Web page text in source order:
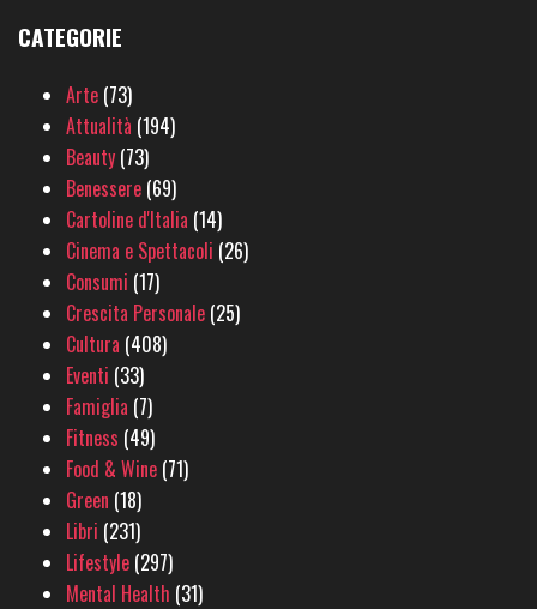
CATEGORIE
Arte (73)
Attualità (194)
Beauty (73)
Benessere (69)
Cartoline d'Italia (14)
Cinema e Spettacoli (26)
Consumi (17)
Crescita Personale (25)
Cultura (408)
Eventi (33)
Famiglia (7)
Fitness (49)
Food & Wine (71)
Green (18)
Libri (231)
Lifestyle (297)
Mental Health (31)